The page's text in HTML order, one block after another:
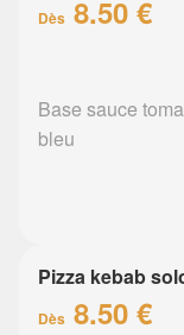
Dès 8.50 €
Base sauce
bleu
Pizza kebab
Dès 8.50 €